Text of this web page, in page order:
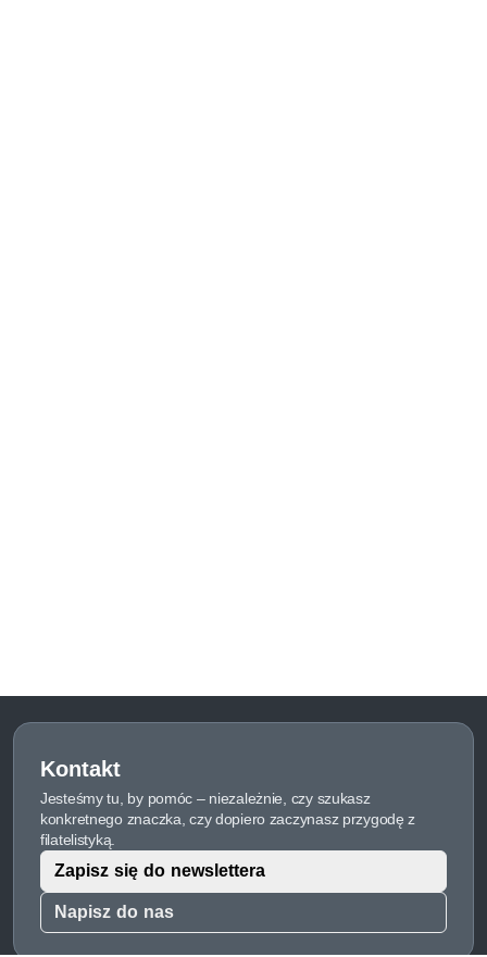
Kontakt
Jesteśmy tu, by pomóc – niezależnie, czy szukasz
konkretnego znaczka, czy dopiero zaczynasz przygodę z
filatelistyką.
Napisz do nas
Zapisz się do newslettera